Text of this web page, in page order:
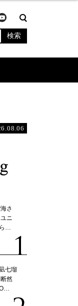
検索
さ
ニ
…
七瑠
然